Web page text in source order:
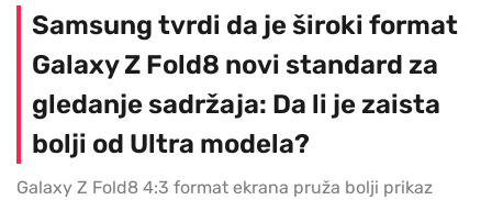
Samsung tvrdi da je široki format
Galaxy Z Fold8 novi standard za
gledanje sadržaja: Da li je zaista
bolji od Ultra modela?
Galaxy Z Fold8 4:3 format ekrana pruža bolji prikaz